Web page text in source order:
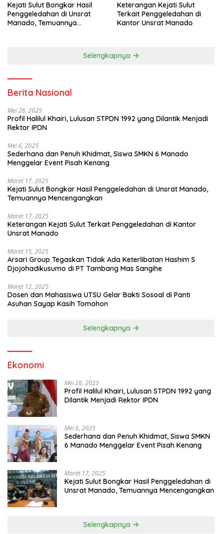
Kejati Sulut Bongkar Hasil
Penggeledahan di Unsrat
Manado, Temuannya
Keterangan Kejati Sulut
Terkait Penggeledahan di
Kantor Unsrat Manado
Selengkapnya
Berita Nasional
Mei 26, 2025
Profil Halilul Khairi, Lulusan STPDN 1992 yang Dilantik Menjadi
Rektor IPDN
Mei 6, 2025
Sederhana dan Penuh Khidmat, Siswa SMKN 6 Manado
Menggelar Event Pisah Kenang
Maret 17, 2025
Kejati Sulut Bongkar Hasil Penggeledahan di Unsrat Manado,
Temuannya Mencengangkan
Maret 17, 2025
Keterangan Kejati Sulut Terkait Penggeledahan di Kantor
Unsrat Manado
Maret 15, 2025
Arsari Group Tegaskan Tidak Ada Keterlibatan Hashim S
Djojohadikusumo di PT Tambang Mas Sangihe
Maret 12, 2025
Dosen dan Mahasiswa UTSU Gelar Bakti Sosoal di Panti
Asuhan Sayap Kasih Tomohon
Selengkapnya
Ekonomi
Mei 26, 2025
Profil Halilul Khairi, Lulusan STPDN 1992 yang
Dilantik Menjadi Rektor IPDN
Mei 6, 2025
Sederhana dan Penuh Khidmat, Siswa SMKN
6 Manado Menggelar Event Pisah Kenang
Maret 17, 2025
Kejati Sulut Bongkar Hasil Penggeledahan di
Unsrat Manado, Temuannya Mencengangkan
Selengkapnya